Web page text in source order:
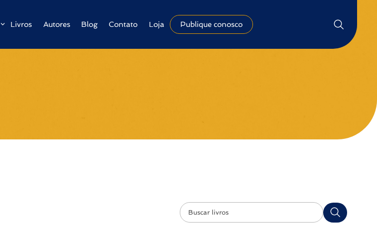
Livros Autores Blog Contato Loja Publique conosco
Pesquisar